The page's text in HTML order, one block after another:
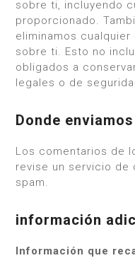
sobre ti, incluyendo
proporcionado.
eliminamos
sobre ti. Esto no
obligados a
legales o de
Donde
Los comentarios de
revise un servicio de
spam.
información
Información que